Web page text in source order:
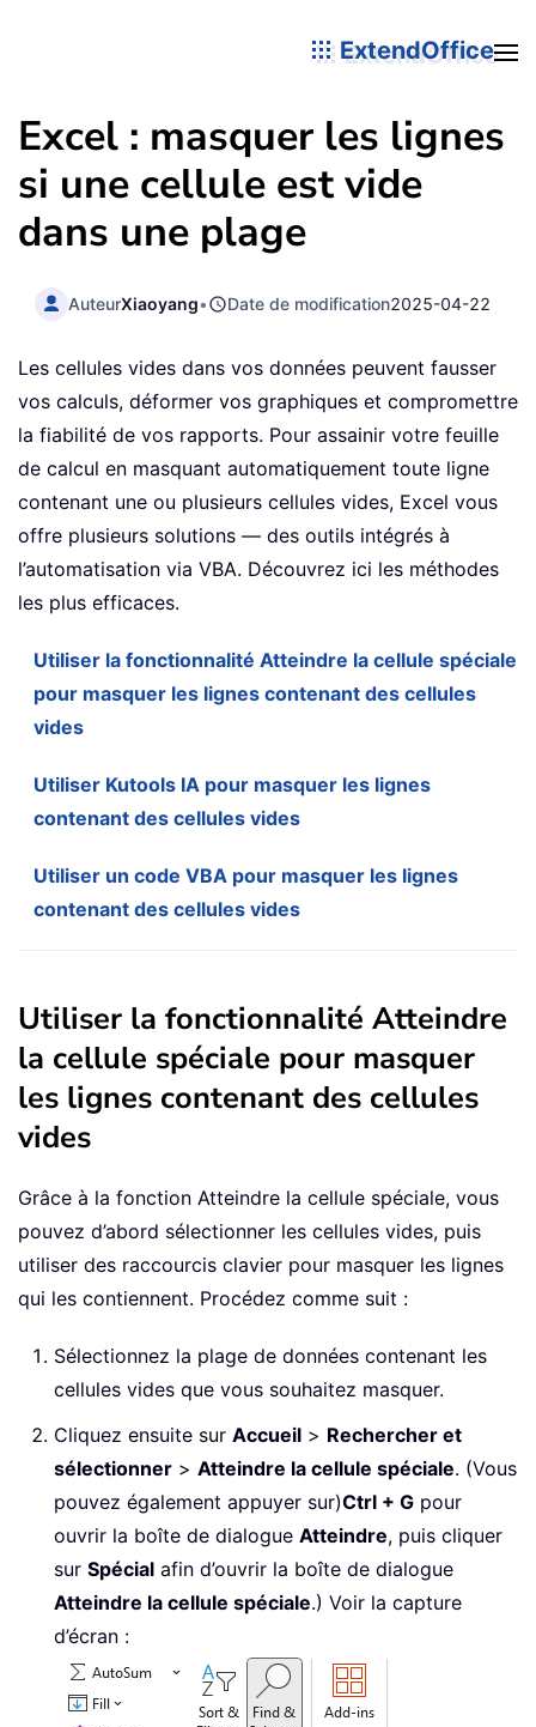
ExtendOffice
Excel : masquer les lignes
si une cellule est vide
dans une plage
AuteurXiaoyang• Date de modification2025-04-22
Les cellules vides dans vos données peuvent fausser
vos calculs, déformer vos graphiques et compromettre
la fiabilité de vos rapports. Pour assainir votre feuille
de calcul en masquant automatiquement toute ligne
contenant une ou plusieurs cellules vides, Excel vous
offre plusieurs solutions — des outils intégrés à
l’automatisation via VBA. Découvrez ici les méthodes
les plus efficaces.
Utiliser la fonctionnalité Atteindre la cellule spéciale
pour masquer les lignes contenant des cellules
vides
Utiliser Kutools IA pour masquer les lignes
contenant des cellules vides
Utiliser un code VBA pour masquer les lignes
contenant des cellules vides
Utiliser la fonctionnalité Atteindre
la cellule spéciale pour masquer
les lignes contenant des cellules
vides
Grâce à la fonction Atteindre la cellule spéciale, vous
pouvez d’abord sélectionner les cellules vides, puis
utiliser des raccourcis clavier pour masquer les lignes
qui les contiennent. Procédez comme suit :
Sélectionnez la plage de données contenant les
cellules vides que vous souhaitez masquer.
Cliquez ensuite sur Accueil > Rechercher et
sélectionner > Atteindre la cellule spéciale. (Vous
pouvez également appuyer sur)Ctrl + G pour
ouvrir la boîte de dialogue Atteindre, puis cliquer
sur Spécial afin d’ouvrir la boîte de dialogue
Atteindre la cellule spéciale.) Voir la capture
d’écran :